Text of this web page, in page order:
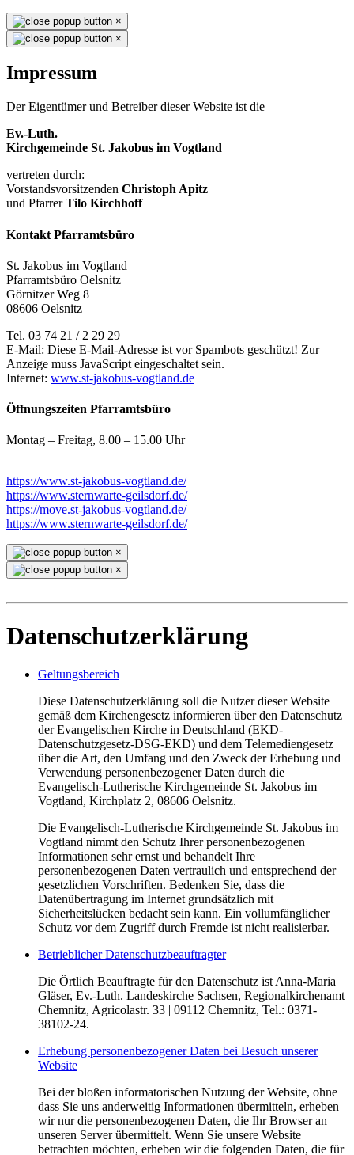
×
×
Impressum
Der Eigentümer und Betreiber dieser Website ist die
Ev.-Luth.
Kirchgemeinde St. Jakobus im Vogtland
vertreten durch:
Vorstandsvorsitzenden Christoph Apitz
und PfarrerTilo Kirchhoff
Kontakt Pfarramtsbüro
St. Jakobus im Vogtland
Pfarramtsbüro Oelsnitz
Görnitzer Weg 8
08606 Oelsnitz
Tel. 03 74 21 / 2 29 29
E-Mail: Diese E-Mail-Adresse ist vor Spambots geschützt! Zur
Anzeige muss JavaScript eingeschaltet sein.
Internet: www.st-jakobus-vogtland.de
Öffnungszeiten Pfarramtsbüro
Montag – Freitag, 8.00 – 15.00 Uhr
https://www.st-jakobus-vogtland.de/
https://www.sternwarte-geilsdorf.de/
https://move.st-jakobus-vogtland.de/
https://www.sternwarte-geilsdorf.de/
×
×
Datenschutzerklärung
Geltungsbereich
Diese Datenschutzerklärung soll die Nutzer dieser Website
gemäß dem Kirchengesetz informieren über den Datenschutz
der Evangelischen Kirche in Deutschland (EKD-
Datenschutzgesetz-DSG-EKD) und dem Telemediengesetz
über die Art, den Umfang und den Zweck der Erhebung und
Verwendung personenbezogener Daten durch die
Evangelisch-Lutherische Kirchgemeinde St. Jakobus im
Vogtland, Kirchplatz 2, 08606 Oelsnitz.
Die Evangelisch-Lutherische Kirchgemeinde St. Jakobus im
Vogtland nimmt den Schutz Ihrer personenbezogenen
Informationen sehr ernst und behandelt Ihre
personenbezogenen Daten vertraulich und entsprechend der
gesetzlichen Vorschriften. Bedenken Sie, dass die
Datenübertragung im Internet grundsätzlich mit
Sicherheitslücken bedacht sein kann. Ein vollumfänglicher
Schutz vor dem Zugriff durch Fremde ist nicht realisierbar.
Betrieblicher Datenschutzbeauftragter
Die Örtlich Beauftragte für den Datenschutz ist Anna-Maria
Gläser, Ev.-Luth. Landeskirche Sachsen, Regionalkirchenamt
Chemnitz, Agricolastr. 33 | 09112 Chemnitz, Tel.: 0371-
38102-24.
Erhebung personenbezogener Daten bei Besuch unserer
Website
Bei der bloßen informatorischen Nutzung der Website, ohne
dass Sie uns anderweitig Informationen übermitteln, erheben
wir nur die personenbezogenen Daten, die Ihr Browser an
unseren Server übermittelt. Wenn Sie unsere Website
betrachten möchten, erheben wir die folgenden Daten, die für